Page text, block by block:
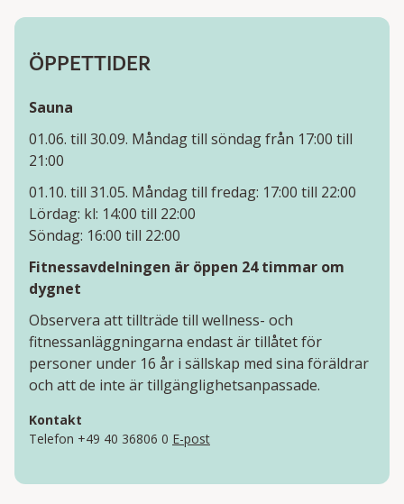
ÖPPETTIDER
Sauna
01.06. till 30.09. Måndag till söndag från 17:00 till
21:00
01.10. till 31.05. Måndag till fredag: 17:00 till 22:00
Lördag: kl: 14:00 till 22:00
Söndag: 16:00 till 22:00
Fitnessavdelningen är öppen 24 timmar om
dygnet
Observera att tillträde till wellness- och
fitnessanläggningarna endast är tillåtet för
personer under 16 år i sällskap med sina föräldrar
och att de inte är tillgänglighetsanpassade.
Kontakt
Telefon +49 40 36806 0 E-post